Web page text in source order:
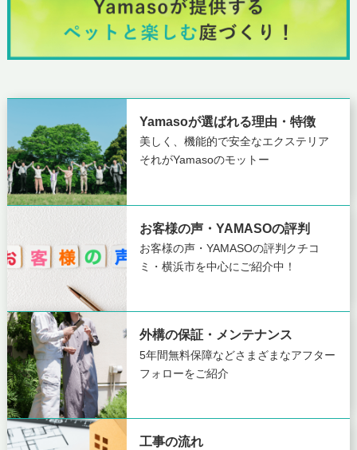
Yamasoが選ばれる理由・特徴
美しく、機能的で安全なエクステリア
それがYamasoのモットー
お客様の声・YAMASOの評判
お客様の声・YAMASOの評判 クチコ
ミ・横浜市を中心にご紹介中！
外構の保証・メンテナンス
5年間無料保障などさまざまなアフター
フォローをご紹介
工事の流れ